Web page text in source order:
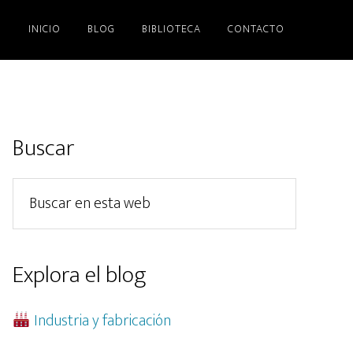
INICIO BLOG BIBLIOTECA CONTACTO
Barra
lateral
principal
Buscar
esta
web
Explora el blog
Industria y fabricación